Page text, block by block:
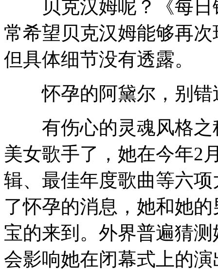
贝克汉姆呢？《每日
常希望贝克汉姆能够再
但具体细节没有透露。
怀孕的阿黛尔，别错
有伤心的灵魂风格之
美女歌手了，她在今年2
辑、最佳年度歌曲等六
了怀孕的消息，她和她
宝的来到。外界普遍猜
会影响她在闭幕式上的